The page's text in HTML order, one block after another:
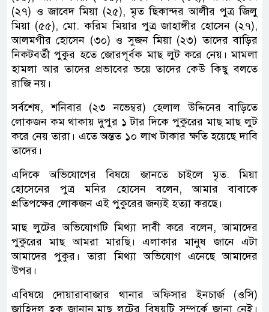
(২৭) ও জাবেদ মিয়া (২৫), মৃত ছিকান্দর আলীর পুত্র জিলু
মিয়া (৫৫), মো. করিম মিয়ার পুত্র জাহাঙ্গীর হোসেন (২৭),
আলমগীর হোসেন (৩০) ও সুজন মিয়া (২৩) তাদের বাড়ির
নিকটবর্তী পুকুর হতে জোরপূর্বক মাছ লুট করে নেয়। মামলা
হামলা আর তাদের প্রভাবের ভয়ে তাদের কেউ কিছু বলতে
রাজি নয়।
সর্বশেষ, শনিবার (২৩ নভেম্বর) হেলাল উদ্দিনের বাড়িতে
লোকজন কম থাকায় দুপুর ১ টার দিকে পুকুরের মাছ মাছ লুট
করে নেয় তারা। এতে অন্তত ১০ লাখ টাকার ক্ষতি হয়েছে দাবি
তাদের।
এদিকে অভিযোগের বিষয়ে জানতে চাইলে মৃত. মিয়া
হোসেনের পুত্র মনির হোসেন বলেন, আমার বাবাকে
প্রতিপক্ষের লোকজন এই পুকুরের জন্যই হত্যা করছে।
মাছ লুটের অভিযোগটি মিথ্যা দাবী করে বলেন, আমাদের
পুকুরের মাছ আমরা মারছি। এলাকার মানুষ জানে এটা
আমাদের পুকুর। তারা মিথ্যা অভিযোগ এনেছে আমাদের
উপর।
এবিষয়ে দোয়ারাবাজার থানার অফিসার ইনচার্জ (ওসি)
জাহিদুল হক জানান,মাছ লুটের বিষয়টি সম্পর্কে জানা নেই।